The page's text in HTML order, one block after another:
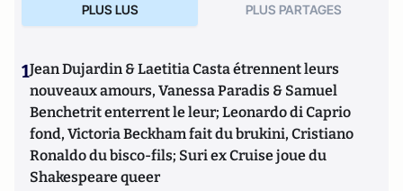
PLUS LUS PLUS PARTAGES
1Jean Dujardin & Laetitia Casta étrennent leurs
nouveaux amours, Vanessa Paradis & Samuel
Benchetrit enterrent le leur; Leonardo di Caprio
fond, Victoria Beckham fait du brukini, Cristiano
Ronaldo du bisco-fils; Suri ex Cruise joue du
Shakespeare queer